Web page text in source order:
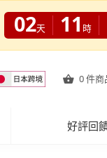
0件商
好評回
02天 11 時